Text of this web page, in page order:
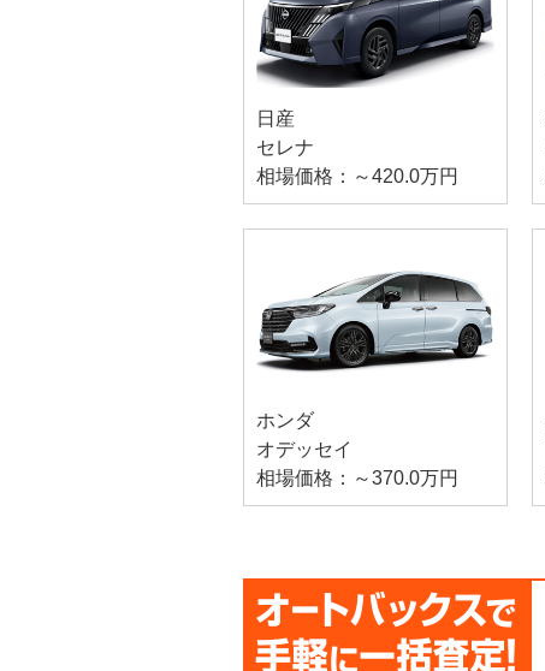
日産
セレナ
相場価格：～420.0万円
ホンダ
オデッセイ
相場価格：～370.0万円